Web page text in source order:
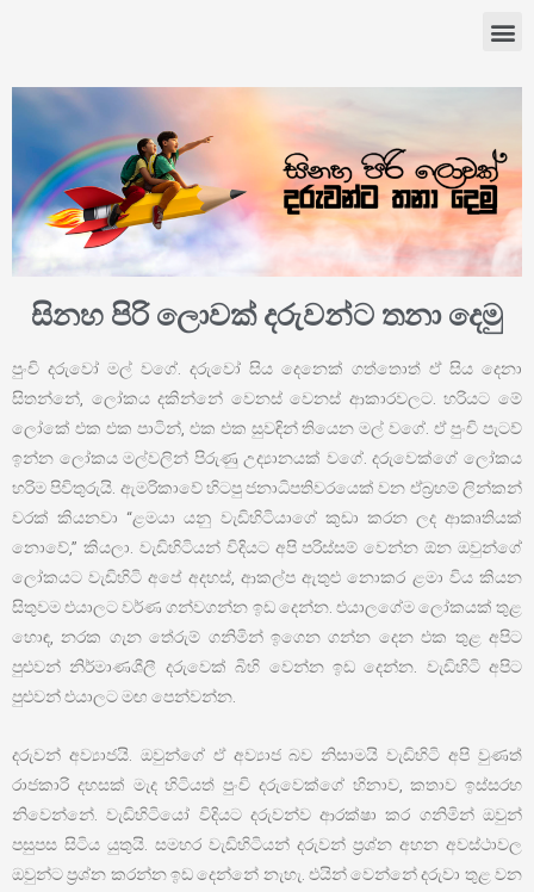
සිනහ පිරි ලොවක් දරුවන්ට තනා දෙමු
පුංචි දරුවෝ මල් වගේ. දරුවෝ සිය දෙනෙක් ගත්තොත් ඒ සිය දෙනා
සිතන්නේ, ලෝකය දකින්නේ වෙනස් වෙනස් ආකාරවලට. හරියට මේ
ලෝකේ එක එක පාටින්, එක එක සුවඳින් තියෙන මල් වගේ. ඒ පුංචි පැටව්
ඉන්න ලෝකය මල්වලින් පිරුණු උද්‍යානයක් වගේ. දරුවෙක්ගේ ලෝකය
හරිම පිවිතුරුයි. ඇමරිකාවේ හිටපු ජනාධිපතිවරයෙක් වන ඒබ්‍රහම් ලින්කන්
වරක් කියනවා “ළමයා යනු වැඩිහිටියාගේ කුඩා කරන ලද ආකෘතියක්
නොවේ,” කියලා. වැඩිහිටියන් විදියට අපි පරිස්සම් වෙන්න ඕන ඔවුන්ගේ
ලෝකයට වැඩිහිටි අපේ අදහස්, ආකල්ප ඇතුළු නොකර ළමා විය කියන
සිතුවම එයාලට වර්ණ ගන්වගන්න ඉඩ දෙන්න. එයාලගේම ලෝකයක් තුළ
හොඳ, නරක ගැන තේරුම් ගනිමින් ඉගෙන ගන්න දෙන එක තුළ අපිට
පුළුවන් නිර්මාණශීලී දරුවෙක් බිහි වෙන්න ඉඩ දෙන්න. වැඩිහිටි අපිට
පුළුවන් එයාලට මඟ පෙන්වන්න.
දරුවන් අව්‍යාජයි. ඔවුන්ගේ ඒ අව්‍යාජ බව නිසාමයි වැඩිහිටි අපි වුණත්
රාජකාරි දහසක් මැද හිටියත් පුංචි දරුවෙක්ගේ හිනාව, කතාව ඉස්සරහ
නිවෙන්නේ. වැඩිහිටියෝ විදියට දරුවන්ව ආරක්ෂා කර ගනිමින් ඔවුන්
පසුපස සිටිය යුතුයි. සමහර වැඩිහිටියන් දරුවන් ප්‍රශ්න අහන අවස්ථාවල
ඔවුන්ට ප්‍රශ්න කරන්න ඉඩ දෙන්නේ නැහැ. එයින් වෙන්නේ දරුවා තුළ වන